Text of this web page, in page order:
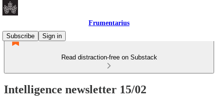
Frumentarius
Subscribe
Sign in
Read distraction-free on Substack
Intelligence newsletter 15/02